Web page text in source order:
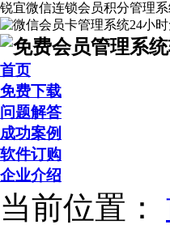
锐宜微信连锁会员积分管理
24小
首页
免费下载
问题解答
成功案例
软件订购
企业介绍
当前位置：